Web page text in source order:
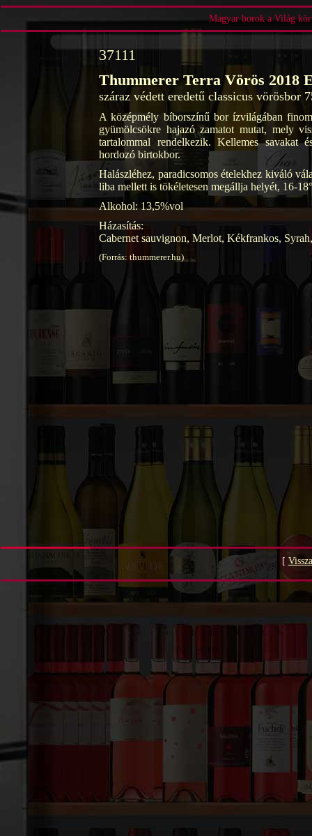
Magyar borok a Világ
37111
Thummerer Terra Vörös 2018
száraz védett eredetű classicus vörösbor
A középmély bíborszínű bor ízvilágában
gyümölcsökre hajazó zamatot mutat, mely
tartalommal rendelkezik. Kellemes savakat
hordozó birtokbor.
Halászléhez, paradicsomos ételekhez kiváló
liba mellett is tökéletesen megállja helyét, 16-
Alkohol: 13,5%vol
Házasítás:
Cabernet sauvignon, Merlot, Kékfrankos,
(Forrás: thummerer.hu)
[